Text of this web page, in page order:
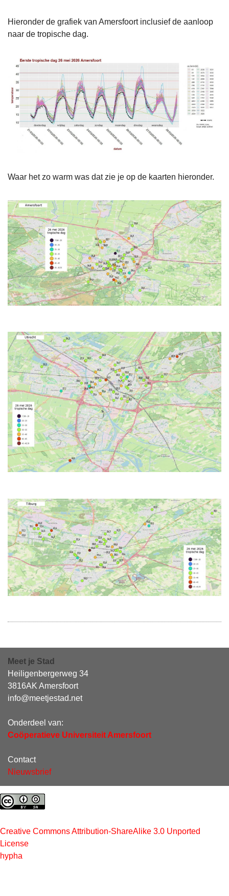
Hieronder de grafiek van Amersfoort inclusief de aanloop
naar de tropische dag.
Waar het zo warm was dat zie je op de kaarten hieronder.
Meet je Stad
Heiligenbergerweg 34
3816AK Amersfoort
info@meetjestad.net
Onderdeel van:
Coöperatieve Universiteit Amersfoort
Contact
Nieuwsbrief
Creative Commons Attribution-ShareAlike 3.0 Unported
License
hypha